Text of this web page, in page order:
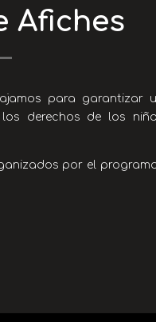
Afiches
para garantizar
derechos de los
por el